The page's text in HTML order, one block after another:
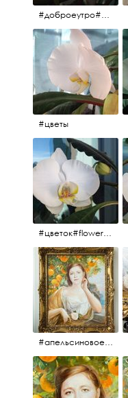
#доброеутро#май#солнце#цветы #майсолнцецветы
#цветы
#цветок#flowers #💜🌸
#апельсиновоедерево #плодородие #изобилие #картина #портрет #живопись #девушка #апельсиновоедерево #плодородие #рама #антикварнаярама #антиквариат #antiques #abundance #aplgallery #portrait #painting #frame #fertility #orangetree @aplgallery